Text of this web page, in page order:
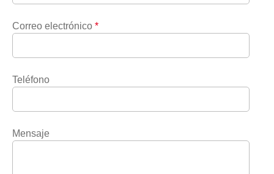
Correo electrónico *
Teléfono
Mensaje